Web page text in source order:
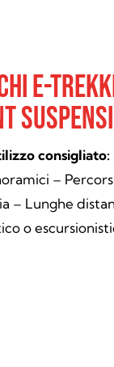
E-
consigliato:
–
– Lunghe
o